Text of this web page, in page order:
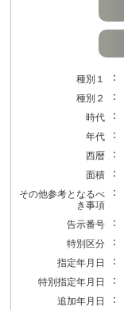
種別１ ：
種別２
：
時代 ：
年代 ：
西暦 ：
面積 ：
その他参考となるべ
き事項
：
告示番号 ：
特別区分 ：
指定年月日 ：
特別指定年月日
：
追加年月日 ：